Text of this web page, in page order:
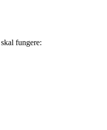
fungere: